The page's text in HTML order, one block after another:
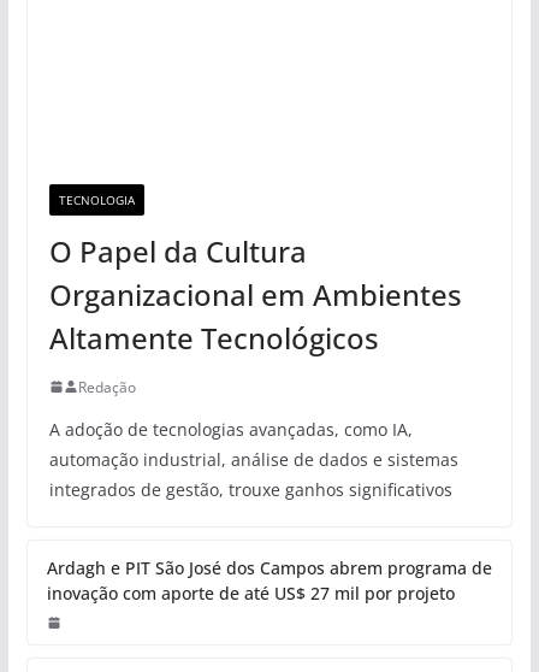
TECNOLOGIA
O Papel da Cultura
Organizacional em Ambientes
Altamente Tecnológicos
Redação
A adoção de tecnologias avançadas, como IA,
automação industrial, análise de dados e sistemas
integrados de gestão, trouxe ganhos significativos
Ardagh e PIT São José dos Campos abrem programa de
inovação com aporte de até US$ 27 mil por projeto